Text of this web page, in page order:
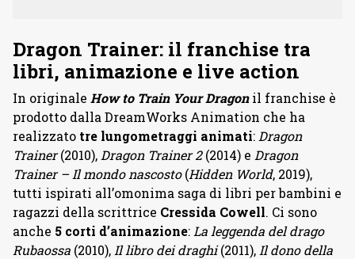
Dragon Trainer: il franchise tra
libri, animazione e live action
In originale How to Train Your Dragonil franchise è
prodotto dalla DreamWorks Animation che ha
realizzato tre lungometraggi animati: Dragon
Trainer(2010), Dragon Trainer 2(2014) e Dragon
Trainer – Il mondo nascosto(Hidden World, 2019),
tutti ispirati all’omonima saga di libri per bambini e
ragazzi della scrittrice Cressida Cowell. Ci sono
anche 5 corti d’animazione: La leggenda del drago
Rubaossa (2010), Il libro dei draghi(2011), Il dono della